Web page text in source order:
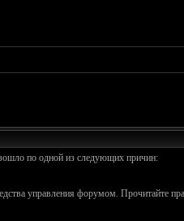
по одной из следующих причин:
управления форумом. Прочитайте